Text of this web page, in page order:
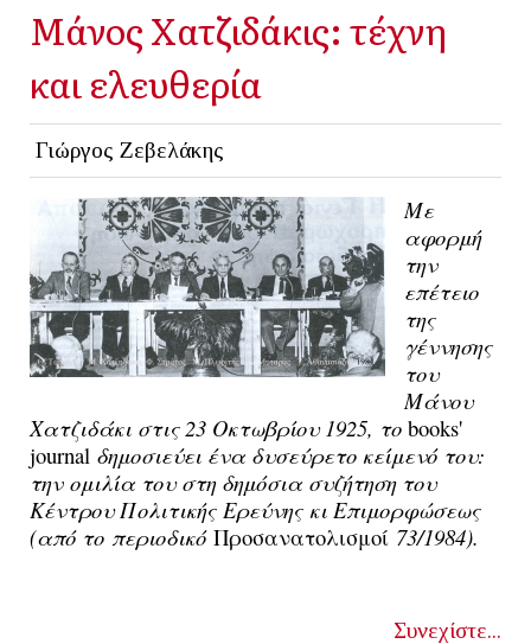
Μάνος Χατζιδάκις: τέχνη
και ελευθερία
Γιώργος Ζεβελάκης
Με
αφορμή
την
επέτειο
της
γέννησης
του
Μάνου
Χατζιδάκι στις 23 Οκτωβρίου 1925, το books'
journal δημοσιεύει ένα δυσεύρετο κείμενό του:
την ομιλία του στη δημόσια συζήτηση του
Κέντρου Πολιτικής Ερεύνηςκι Επιμορφώσεως
(από το περιοδικό Προσανατολισμοί 73/1984).
Συνεχίστε...